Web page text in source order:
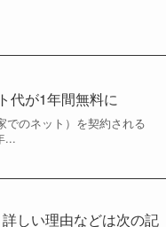
代が1年間無料に
でのネット）を契約される
...
しい理由などは次の記